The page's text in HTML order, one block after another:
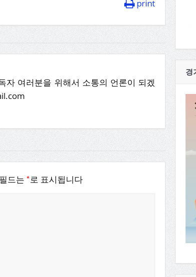
print
자 여러분을 위해서 소통의 언론이 되겠
드는 *로 표시됩니다
경